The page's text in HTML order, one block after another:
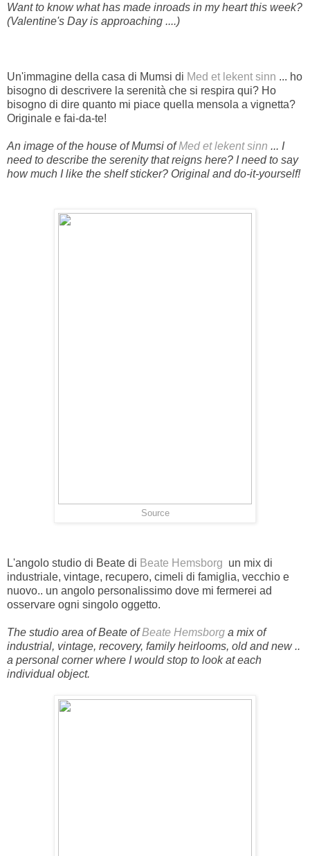
Want to know what has made inroads in my heart this week?
(Valentine's Day is approaching ....)
Un'immagine della casa di Mumsi di Med et lekent sinn ... ho
bisogno di descrivere la serenità che si respira qui? Ho
bisogno di dire quanto mi piace quella mensola a vignetta?
Originale e fai-da-te!
An image of the house of Mumsi ofMed et lekent sinn ... I
need to describe the serenity that reigns here? I need to say
how much I like the shelf sticker? Original and do-it-yourself!
Source
L'angolo studio di Beate di Beate Hemsborg un mix di
industriale, vintage, recupero, cimeli di famiglia, vecchio e
nuovo.. un angolo personalissimo dove mi fermerei ad
osservare ogni singolo oggetto.
The studio area of Beate ofBeate Hemsborg a mix of
industrial, vintage, recovery, family heirlooms, old and new ..
a personal corner where I would stop to look at each
individual object.